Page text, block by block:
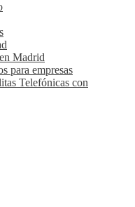
Madrid
para empresas
Telefónicas con